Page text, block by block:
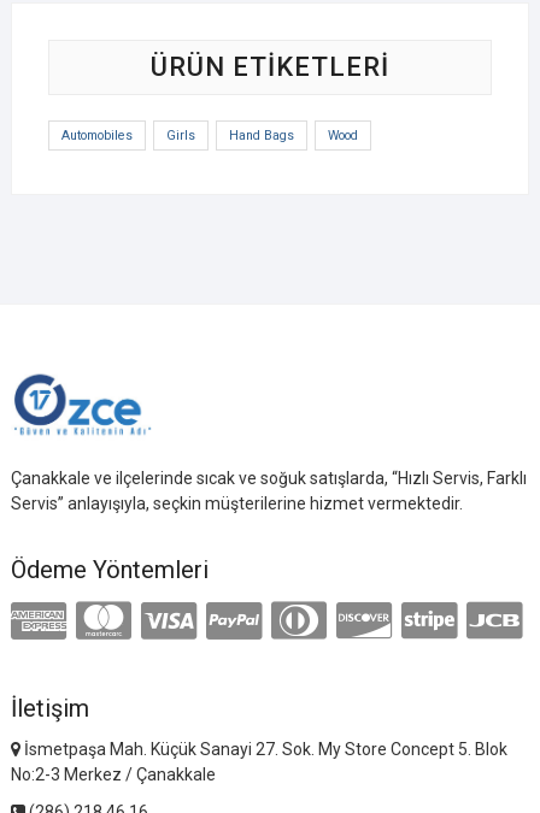
ÜRÜN ETIKETLERI
Automobiles Girls Hand Bags Wood
Çanakkale ve ilçelerinde sıcak ve soğuk satışlarda, “Hızlı Servis, Farklı
Servis” anlayışıyla, seçkin müşterilerine hizmet vermektedir.
Ödeme Yöntemleri
İletişim
İsmetpaşa Mah. Küçük Sanayi 27. Sok. My Store Concept 5. Blok
No:2-3 Merkez / Çanakkale